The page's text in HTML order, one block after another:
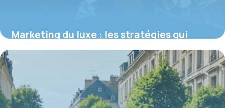
Marketing du luxe : les stratégies qui
créent le désir et l’exclusivité
16 juin 2026